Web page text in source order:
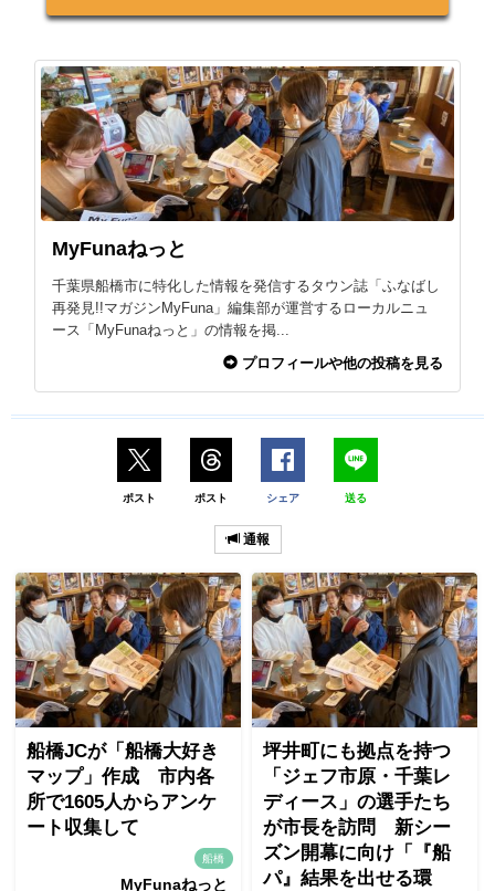
MyFunaねっと
千葉県船橋市に特化した情報を発信するタウン誌「ふなばし
再発見!!マガジンMyFuna」編集部が運営するローカルニュ
ース「MyFunaねっと」の情報を掲...
プロフィールや他の投稿を見る
ポスト ポスト シェア 送る
通報
船橋JCが「船橋大好き
マップ」作成 市内各
所で1605人からアンケ
ート収集して
船橋
MyFunaねっと
坪井町にも拠点を持つ
「ジェフ市原・千葉レ
ディース」の選手たち
が市長を訪問 新シー
ズン開幕に向け「『船
パ』結果を出せる環